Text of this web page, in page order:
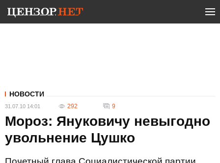
НОВОСТИ
31.07.10 14:01 292 9
Мороз: Януковичу невыгодно
увольнение Цушко